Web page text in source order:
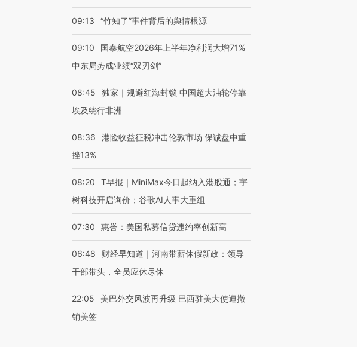
09:13 “竹知了”事件背后的舆情根源
09:10
国泰航空2026年上半年净利润大增71%
中东局势成业绩“双刃剑”
08:45
独家｜规避红海封锁 中国超大油轮停靠
埃及绕行非洲
08:36
港险收益征税冲击伦敦市场 保诚盘中重
挫13%
08:20
T早报｜MiniMax今日起纳入港股通；宇
树科技开启询价；谷歌AI人事大重组
07:30 惠誉：美国私募信贷违约率创新高
06:48
财经早知道｜河南带薪休假新政：领导
干部带头，全员应休尽休
22:05
美巴外交风波再升级 巴西驻美大使遭撤
销美签